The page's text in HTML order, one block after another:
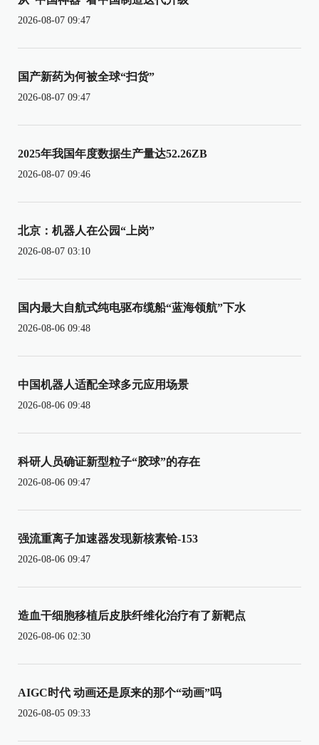
2026-08-07 09:47
国产新药为何被全球“扫货”
2026-08-07 09:47
2025年我国年度数据生产量达52.26ZB
2026-08-07 09:46
北京：机器人在公园“上岗”
2026-08-07 03:10
国内最大自航式纯电驱布缆船“蓝海领航”下水
2026-08-06 09:48
中国机器人适配全球多元应用场景
2026-08-06 09:48
科研人员确证新型粒子“胶球”的存在
2026-08-06 09:47
强流重离子加速器发现新核素铪-153
2026-08-06 09:47
造血干细胞移植后皮肤纤维化治疗有了新靶点
2026-08-06 02:30
AIGC时代 动画还是原来的那个“动画”吗
2026-08-05 09:33